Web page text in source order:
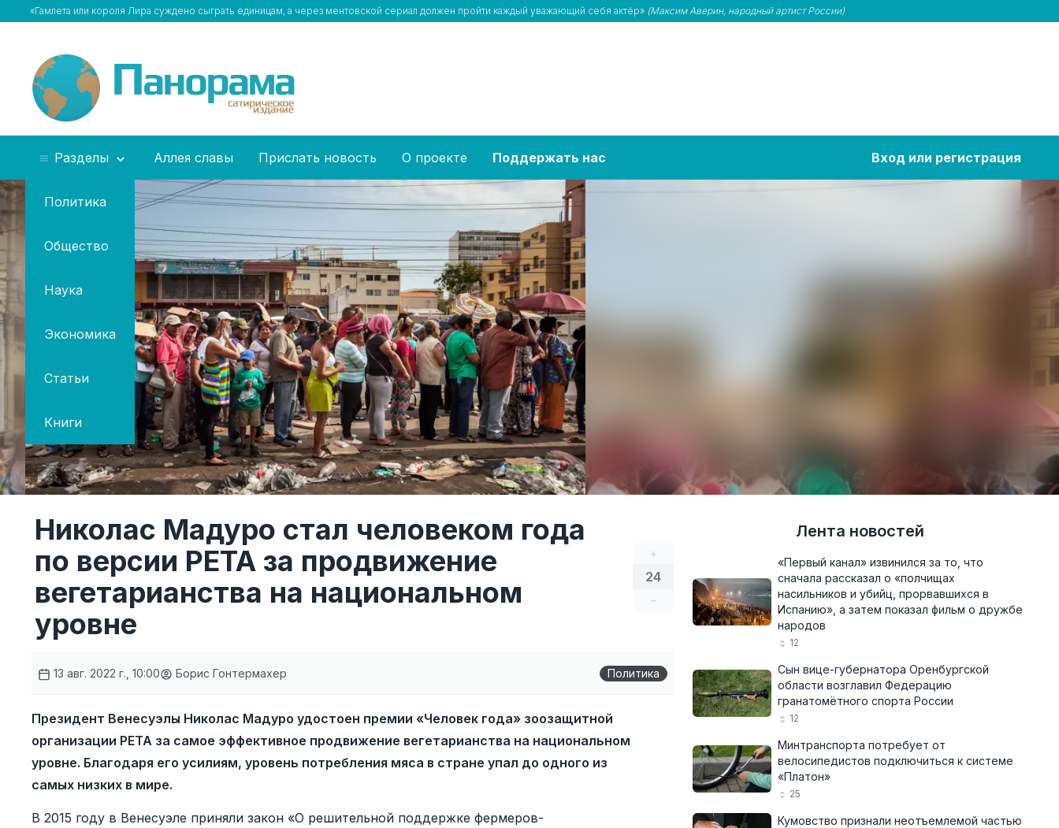
«Гамлета или короля Лира суждено сыграть единицам, а через ментовской сериал должен пройти каждый уважающий себя актёр» (Максим Аверин, народный артист России)
Разделы
Политика
Общество
Наука
Экономика
Статьи
Книги
Аллея славы Прислать новость О проекте Поддержать нас Вход или регистрация
+
24
–
Николас Мадуро стал человеком года
по версии PETA за продвижение
вегетарианства на национальном
уровне
13 авг. 2022 г., 10:00 Борис Гонтермахер Политика
Президент Венесуэлы Николас Мадуро удостоен премии «Человек года» зоозащитной
организации PETA за самое эффективное продвижение вегетарианства на национальном
уровне. Благодаря его усилиям, уровень потребления мяса в стране упал до одного из
самых низких в мире.
В 2015 году в Венесуэле приняли закон «О решительной поддержке фермеров-
Лента новостей
«Первый канал» извинился за то, что
сначала рассказал о «полчищах
насильников и убийц, прорвавшихся в
Испанию», а затем показал фильм о дружбе
народов
12
Сын вице-губернатора Оренбургской
области возглавил Федерацию
гранатомётного спорта России
12
Минтранспорта потребует от
велосипедистов подключиться к системе
«Платон»
25
Кумовство признали неотъемлемой частью